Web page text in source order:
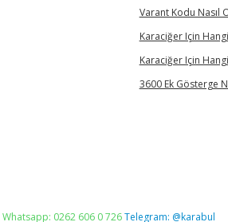
Varant Kodu Nasıl
Karaciğer Için
Karaciğer Için
3600 Ek Gösterge
Whatsapp: 0262 606 0 726Telegram: @karabul